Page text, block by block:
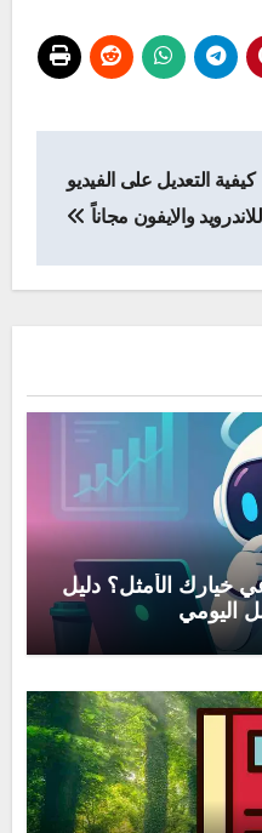
كيفية التعديل على الفيديو
للاندرويد والايفون مجاناً
خيارك الأمثل؟ دليل
اليومي